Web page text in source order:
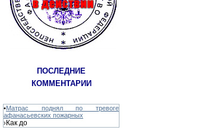
ПОСЛЕДНИЕ
КОММЕНТАРИИ
•Матрас поднял по тревоге
афанасьевских пожарных
›Как до